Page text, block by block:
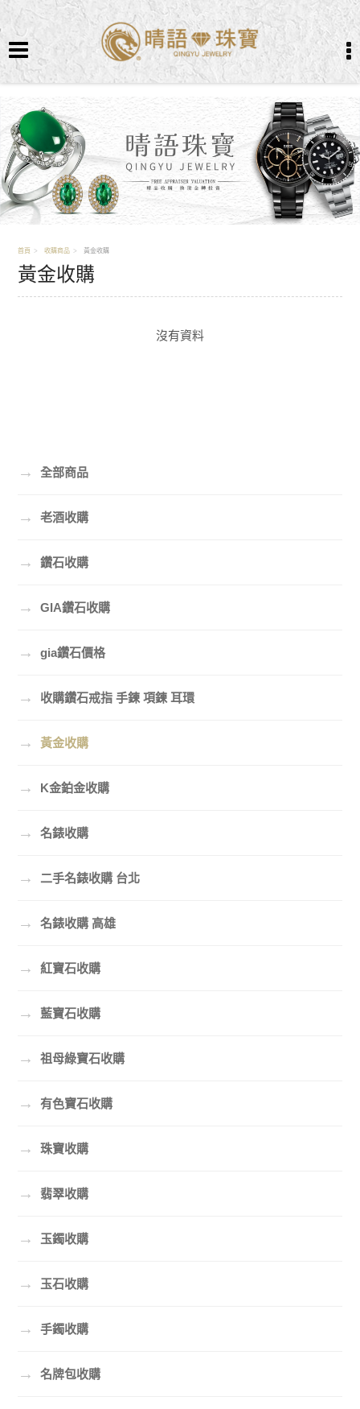
首頁 收購商品 黃金收購
黃金收購
沒有資料
→ 全部商品
→ 老酒收購
→ 鑽石收購
→ GIA鑽石收購
→ gia鑽石價格
→ 收購鑽石戒指 手鍊 項鍊 耳環
→ 黃金收購
→ K金鉑金收購
→ 名錶收購
→ 二手名錶收購 台北
→ 名錶收購 高雄
→ 紅寶石收購
→ 藍寶石收購
→ 祖母綠寶石收購
→ 有色寶石收購
→ 珠寶收購
→ 翡翠收購
→ 玉鐲收購
→ 玉石收購
→ 手鐲收購
→ 名牌包收購